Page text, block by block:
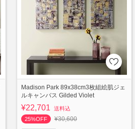
Madison Park 89x38cm3枚組絵肌ジェ
ルキャンバス Gilded Violet
¥22,701
送料込
25%OFF
¥30,600